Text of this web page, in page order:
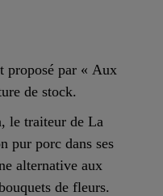
proposé par « Aux
de stock.
le traiteur de La
pur porc dans ses
alternative aux
de fleurs.